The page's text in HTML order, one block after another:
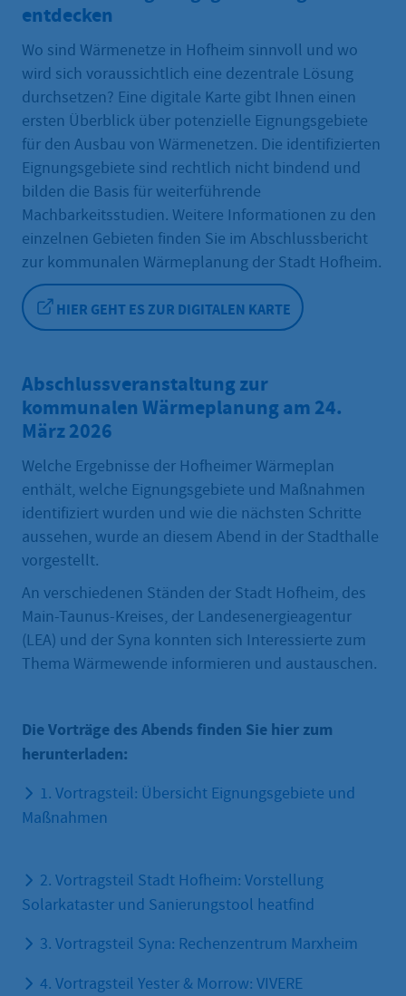
entdecken
Wo sind Wärmenetze in Hofheim sinnvoll und wo
wird sich voraussichtlich eine dezentrale Lösung
durchsetzen? Eine digitale Karte gibt Ihnen einen
ersten Überblick über potenzielle Eignungsgebiete
für den Ausbau von Wärmenetzen. Die identifizierten
Eignungsgebiete sind rechtlich nicht bindend und
bilden die Basis für weiterführende
Machbarkeitsstudien. Weitere Informationen zu den
einzelnen Gebieten finden Sie im Abschlussbericht
zur kommunalen Wärmeplanung der Stadt Hofheim.
HIER GEHT ES ZUR DIGITALEN KARTE
Abschlussveranstaltung zur
kommunalen Wärmeplanung am 24.
März 2026
Welche Ergebnisse der Hofheimer Wärmeplan
enthält, welche Eignungsgebiete und Maßnahmen
identifiziert wurden und wie die nächsten Schritte
aussehen, wurde an diesem Abend in der Stadthalle
vorgestellt.
An verschiedenen Ständen der Stadt Hofheim, des
Main-Taunus-Kreises, der Landesenergieagentur
(LEA) und der Syna konnten sich Interessierte zum
Thema Wärmewende informieren und austauschen.
Die Vorträge des Abends finden Sie hier zum
herunterladen:
1. Vortragsteil: Übersicht Eignungsgebiete und
Maßnahmen
2. Vortragsteil Stadt Hofheim: Vorstellung
Solarkataster und Sanierungstool heatfind
3. Vortragsteil Syna: Rechenzentrum Marxheim
4. Vortragsteil Yester & Morrow: VIVERE